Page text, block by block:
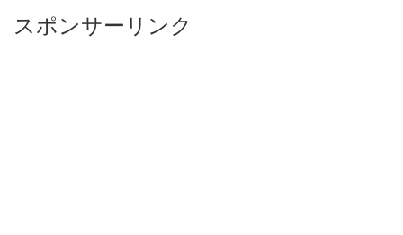
スポンサーリンク